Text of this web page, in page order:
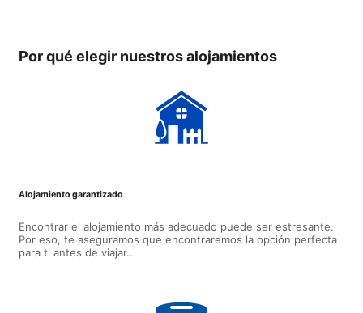
Por qué elegir nuestros alojamientos
Alojamiento garantizado
Encontrar el alojamiento más adecuado puede ser estresante.
Por eso, te aseguramos que encontraremos la opción perfecta
para ti antes de viajar..